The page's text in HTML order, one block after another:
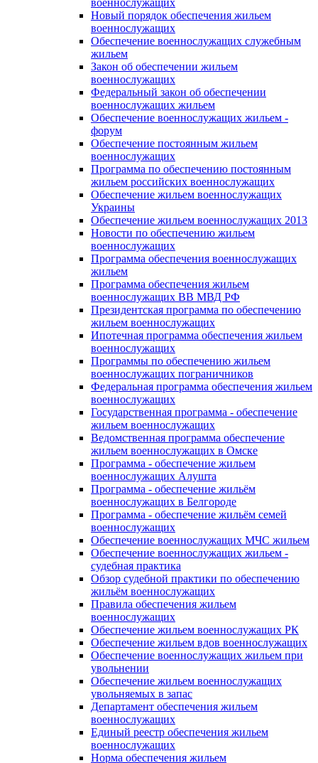
военнослужащих
Новый порядок обеспечения жильем
военнослужащих
Обеспечение военнослужащих служебным
жильем
Закон об обеспечении жильем
военнослужащих
Федеральный закон об обеспечении
военнослужащих жильем
Обеспечение военнослужащих жильем -
форум
Обеспечение постоянным жильем
военнослужащих
Программа по обеспечению постоянным
жильем российских военнослужащих
Обеспечение жильем военнослужащих
Украины
Обеспечение жильем военнослужащих 2013
Новости по обеспечению жильем
военнослужащих
Программа обеспечения военнослужащих
жильем
Программа обеспечения жильем
военнослужащих ВВ МВД РФ
Президентская программа по обеспечению
жильем военнослужащих
Ипотечная программа обеспечения жильем
военнослужащих
Программы по обеспечению жильем
военнослужащих пограничников
Федеральная программа обеспечения жильем
военнослужащих
Государственная программа - обеспечение
жильем военнослужащих
Ведомственная программа обеспечение
жильем военнослужащих в Омске
Программа - обеспечение жильем
военнослужащих Алушта
Программа - обеспечение жильём
военнослужащих в Белгороде
Программа - обеспечение жильём семей
военнослужащих
Обеспечение военнослужащих МЧС жильем
Обеспечение военнослужащих жильем -
судебная практика
Обзор судебной практики по обеспечению
жильём военнослужащих
Правила обеспечения жильем
военнослужащих
Обеспечение жильем военнослужащих РК
Обеспечение жильем вдов военнослужащих
Обеспечение военнослужащих жильем при
увольнении
Обеспечение жильем военнослужащих
увольняемых в запас
Департамент обеспечения жильем
военнослужащих
Единый реестр обеспечения жильем
военнослужащих
Норма обеспечения жильем